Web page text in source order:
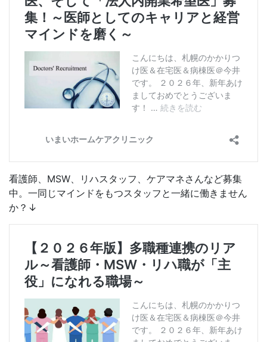
看護師、MSW、リハスタッフ、ケアマネさんなど募集
中。一同じマインドをもつスタッフと一緒に働きません
か？↓